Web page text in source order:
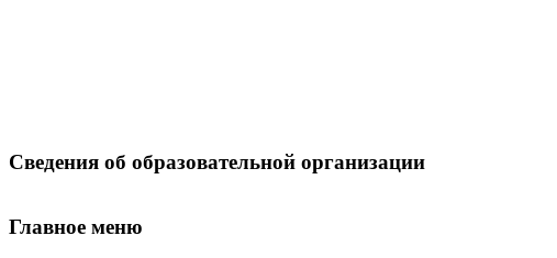
Сведения об образовательной организации
Главное меню